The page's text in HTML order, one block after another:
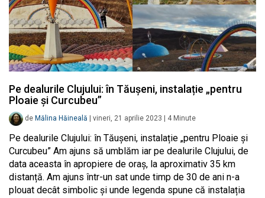
Pe dealurile Clujului: în Tăușeni, instalație „pentru
Ploaie și Curcubeu”
de Mălina Hăineală vineri, 21 aprilie 2023 4 Minute
Pe dealurile Clujului: în Tăușeni, instalație „pentru Ploaie și
Curcubeu” Am ajuns să umblăm iar pe dealurile Clujului, de
data aceasta în apropiere de oraș, la aproximativ 35 km
distanță. Am ajuns într-un sat unde timp de 30 de ani n-a
plouat decât simbolic și unde legenda spune că instalația